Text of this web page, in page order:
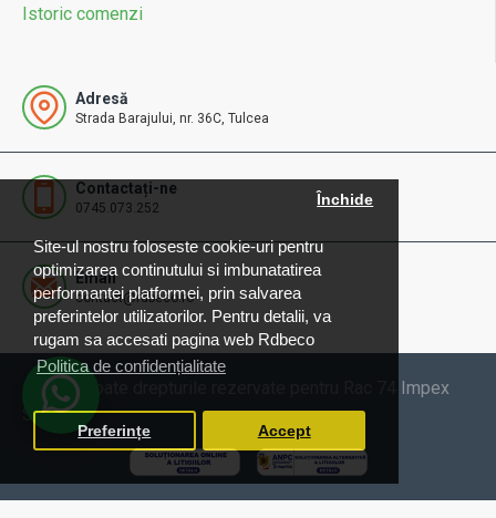
Site-ul nostru foloseste cookie-uri pentru
optimizarea continutului si imbunatatirea
performantei platformei, prin salvarea
preferintelor utilizatorilor. Pentru detalii, va
rugam sa accesati pagina web Rdbeco
Politica de confidențialitate
Închide
Preferințe Accept
Istoric comenzi
Adresă
Strada Barajului, nr. 36C, Tulcea
Contactați-ne
0745.073.252
Email
contact@rdbeco.ro
© 2025 Toate drepturile rezervate pentru Rac 74 Impex
SRL